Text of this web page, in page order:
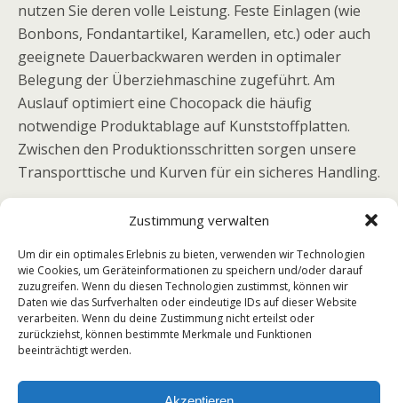
Zustimmung verwalten
Um dir ein optimales Erlebnis zu bieten, verwenden wir Technologien
wie Cookies, um Geräteinformationen zu speichern und/oder darauf
zuzugreifen. Wenn du diesen Technologien zustimmst, können wir
Daten wie das Surfverhalten oder eindeutige IDs auf dieser Website
verarbeiten. Wenn du deine Zustimmung nicht erteilst oder
zurückziehst, können bestimmte Merkmale und Funktionen
beeinträchtigt werden.
nutzen Sie deren volle Leistung. Feste Einlagen (wie
Bonbons, Fondantartikel, Karamellen, etc.) oder auch
geeignete Dauerbackwaren werden in optimaler
Belegung der Überziehmaschine zugeführt. Am
Auslauf optimiert eine Chocopack die häufig
notwendige Produktablage auf Kunststoffplatten.
Zwischen den Produktionsschritten sorgen unsere
Transporttische und Kurven für ein sicheres Handling.
effektiven Beschickung einer Überziehanlage
Abnahmesystem Typ Chocopack™ ; Ablegen
von Produkten auf Kunststoffplatten
Kurventransporte Typ GTS ; Die Lösung bei
Richtungsänderungen des Produktlaufs